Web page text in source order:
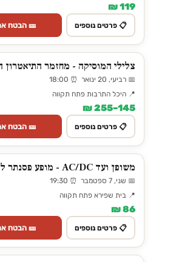
119 ₪
📋 פרטים נוספים 🎫 הבטח
צלילי המוסיקה - מחזמר התיאטרון
📅 רביעי, 20 ינואר ⏰ 18:00
📍 היכל התרבות פתח תקווה
145–255 ₪
📋 פרטים נוספים 🎫 הבטח
משופן ועד AC/DC - מופע פסנתר לאור נרות
📅 שני, 7 ספטמבר ⏰ 19:30
📍 בית שפירא פתח תקווה
86 ₪
📋 פרטים נוספים 🎫 הבטח